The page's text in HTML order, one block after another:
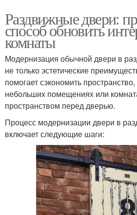
Раздвижные двери:
способ обновить
комнаты
Модернизация обычной двери в
не только эстетические
помогает сэкономить
небольших помещениях или
пространством перед дверью.
Процесс модернизации двери в
включает следующие шаги: